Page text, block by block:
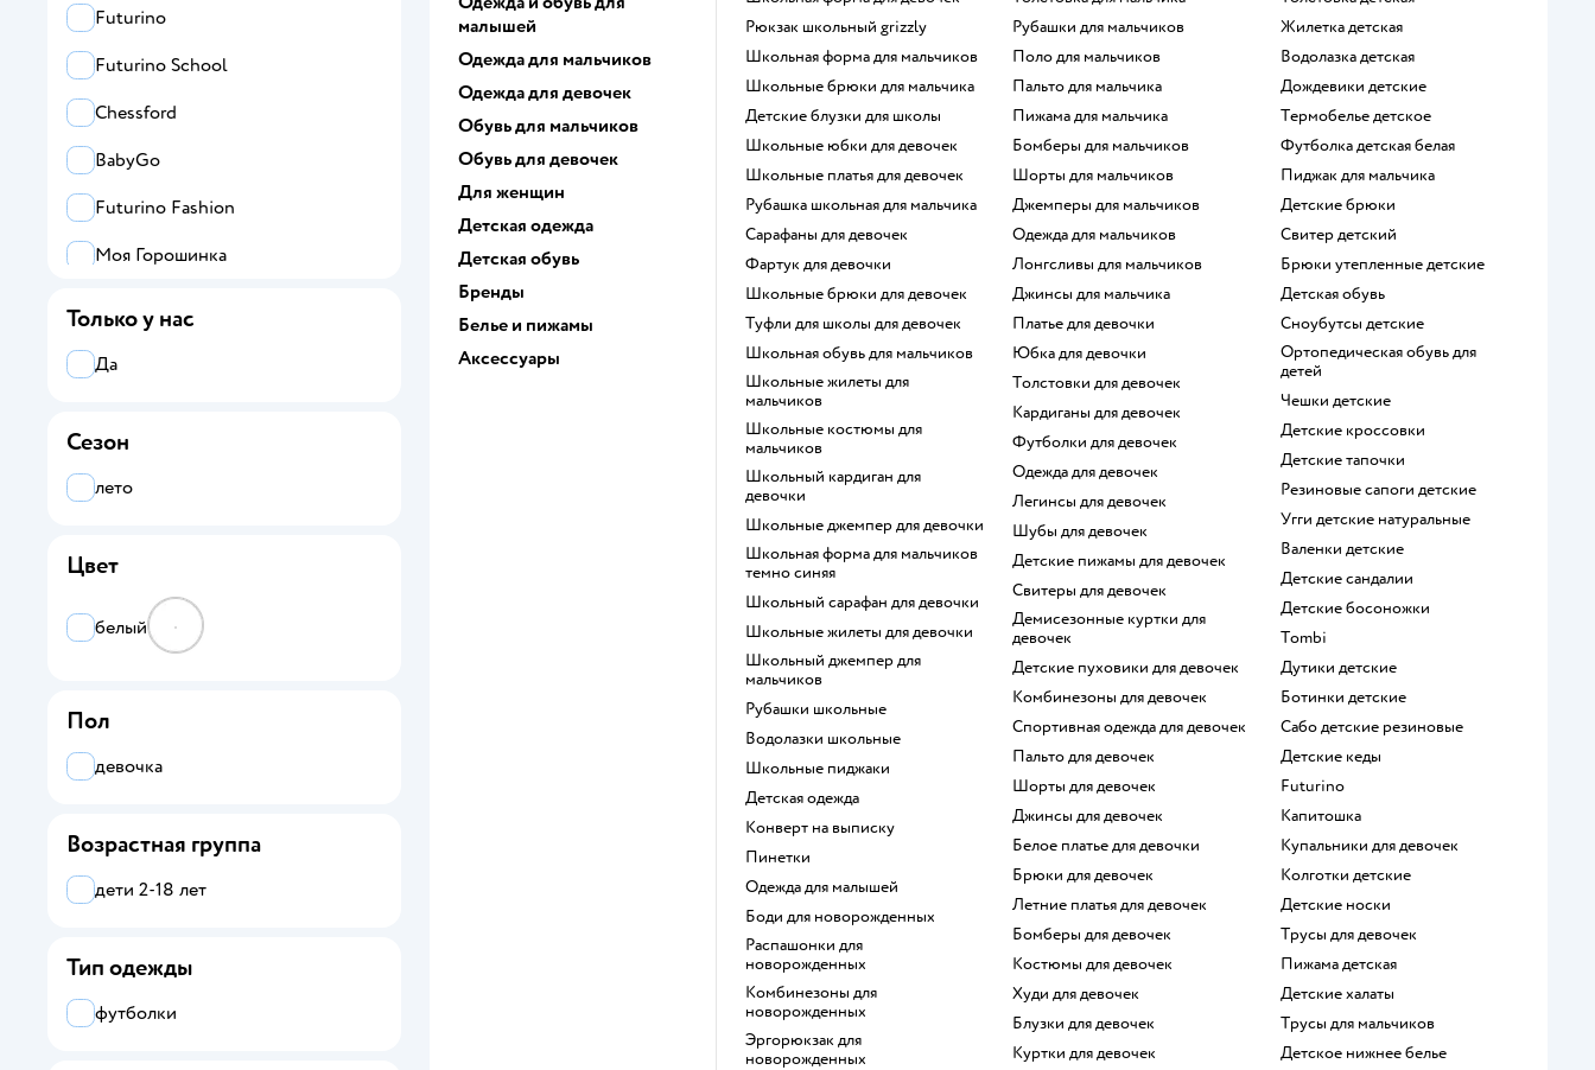
малышей
Одежда для мальчиков
Одежда для девочек
Обувь для мальчиков
Обувь для девочек
Для женщин
Детская одежда
Детская обувь
Бренды
Белье и пижамы
Аксессуары
Рюкзак школьный grizzly
Школьная форма для мальчиков
Школьные брюки для мальчика
Детские блузки для школы
Школьные юбки для девочек
Школьные платья для девочек
Рубашка школьная для мальчика
Сарафаны для девочек
Фартук для девочки
Школьные брюки для девочек
Туфли для школы для девочек
Школьная обувь для мальчиков
Школьные жилеты для
мальчиков
Школьные костюмы для
мальчиков
Школьный кардиган для
девочки
Школьные джемпер для девочки
Школьная форма для мальчиков
темно синяя
Школьный сарафан для девочки
Школьные жилеты для девочки
Школьный джемпер для
мальчиков
Рубашки школьные
Водолазки школьные
Школьные пиджаки
Детская одежда
Конверт на выписку
Пинетки
Одежда для малышей
Боди для новорожденных
Распашонки для
новорожденных
Комбинезоны для
новорожденных
Эргорюкзак для
новорожденных
Рубашки для мальчиков
Поло для мальчиков
Пальто для мальчика
Пижама для мальчика
Бомберы для мальчиков
Шорты для мальчиков
Джемперы для мальчиков
Одежда для мальчиков
Лонгсливы для мальчиков
Джинсы для мальчика
Платье для девочки
Юбка для девочки
Толстовки для девочек
Кардиганы для девочек
Футболки для девочек
Одежда для девочек
Легинсы для девочек
Шубы для девочек
Детские пижамы для девочек
Свитеры для девочек
Демисезонные куртки для
девочек
Детские пуховики для девочек
Комбинезоны для девочек
Спортивная одежда для девочек
Пальто для девочек
Шорты для девочек
Джинсы для девочек
Белое платье для девочки
Брюки для девочек
Летние платья для девочек
Бомберы для девочек
Костюмы для девочек
Худи для девочек
Блузки для девочек
Куртки для девочек
Жилетка детская
Водолазка детская
Дождевики детские
Термобелье детское
Футболка детская белая
Пиджак для мальчика
Детские брюки
Свитер детский
Брюки утепленные детские
Детская обувь
Сноубутсы детские
Ортопедическая обувь для
детей
Чешки детские
Детские кроссовки
Детские тапочки
Резиновые сапоги детские
Угги детские натуральные
Валенки детские
Детские сандалии
Детские босоножки
Tombi
Дутики детские
Ботинки детские
Сабо детские резиновые
Детские кеды
Futurino
Капитошка
Купальники для девочек
Колготки детские
Детские носки
Трусы для девочек
Пижама детская
Детские халаты
Трусы для мальчиков
Детское нижнее белье
Futurino
Futurino School
Chessford
BabyGo
Futurino Fashion
Моя Горошинка
Day and Night
Все
BabyGo
Booba
Chessford
Enchantimals
Futurino Fashion
Futurino Fashion by Vitaly
Только у нас
Да
Сезон
лето
Цвет
белый
Пол
девочка
Возрастная группа
дети 2-18 лет
Тип одежды
футболки